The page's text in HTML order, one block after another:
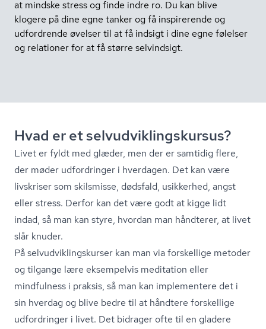
at mindske stress og finde indre ro. Du kan blive
klogere på dine egne tanker og få inspirerende og
udfordrende øvelser til at få indsigt i dine egne følelser
og relationer for at få større selvindsigt.
Hvad er et sel­v­ud­vik­lings­kur­sus?
Livet er fyldt med glæder, men der er samtidig flere,
der møder udfordringer i hverdagen. Det kan være
livskriser som skilsmisse, dødsfald, usikkerhed, angst
eller stress. Derfor kan det være godt at kigge lidt
indad, så man kan styre, hvordan man håndterer, at livet
slår knuder.
På sel­v­ud­vik­lings­kur­ser kan man via forskellige metoder
og tilgange lære eksempelvis meditation eller
mindfulness i praksis, så man kan implementere det i
sin hverdag og blive bedre til at håndtere forskellige
udfordringer i livet. Det bidrager ofte til en gladere